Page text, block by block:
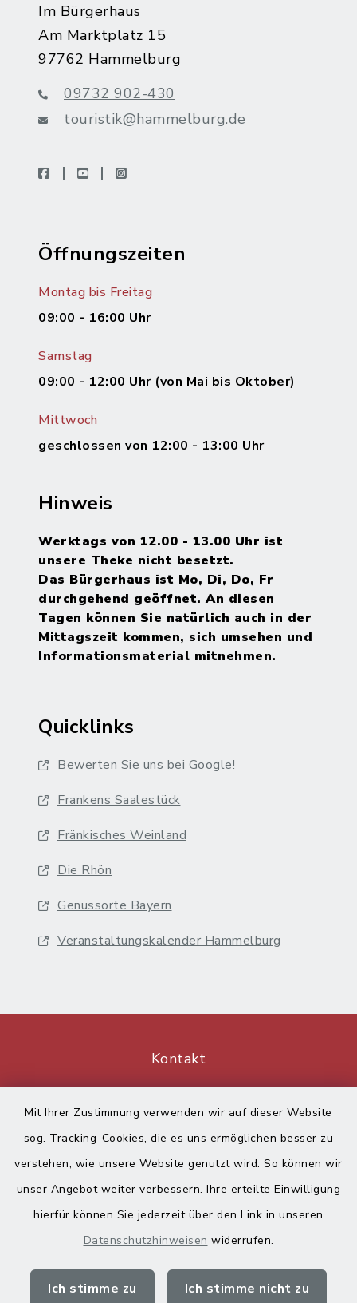
Mit Ihrer Zustimmung verwenden wir auf dieser Website
sog. Tracking-Cookies, die es uns ermöglichen besser zu
verstehen, wie unsere Website genutzt wird. So können wir
unser Angebot weiter verbessern. Ihre erteilte Einwilligung
hierfür können Sie jederzeit über den Link in unseren
Datenschutzhinweisen widerrufen.
Ich stimme zu Ich stimme nicht zu
Im Bürgerhaus
Am Marktplatz 15
97762 Hammelburg
09732 902-430
touristik@hammelburg.de
facebookyoutubeinstagram
Öffnungszeiten
Montag bis Freitag
09:00 - 16:00 Uhr
Samstag
09:00 - 12:00 Uhr (von Mai bis Oktober)
Mittwoch
geschlossen von 12:00 - 13:00 Uhr
Hinweis
Werktags von 12.00 - 13.00 Uhr ist
unsere Theke nicht besetzt.
Das Bürgerhaus ist Mo, Di, Do, Fr
durchgehend geöffnet. An diesen
Tagen können Sie natürlich auch in der
Mittagszeit kommen, sich umsehen und
Informationsmaterial mitnehmen.
Quicklinks
Bewerten Sie uns bei Google!
Frankens Saalestück
Fränkisches Weinland
Die Rhön
Genussorte Bayern
Veranstaltungskalender Hammelburg
Kontakt
Datenschutz
Impressum
Sitemap
Cookie-Einstellungen